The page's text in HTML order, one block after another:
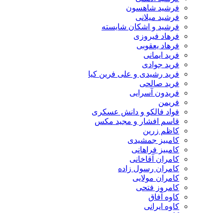
فرشید شاهسون
فرشید میلانی
فرشید و اشکان شایسته
فرهاد فیروزی
فرهاد یعقوبی
فرید ایمانی
فرید جوادی
فرید رشیدی و علی فرین کیا
فرید صالحی
فریدون آسرایی
فریمن
فواد فالکو و دانش عسکری
قاسم افشار و مجید مکس
کاظم زرین
کامبیز جمشیدی
کامبیز فراهانی
کامران آقاخانی
کامران رسول زاده
کامران مولایی
کامروز فتحی
کاوه آفاق
کاوه ایرانی